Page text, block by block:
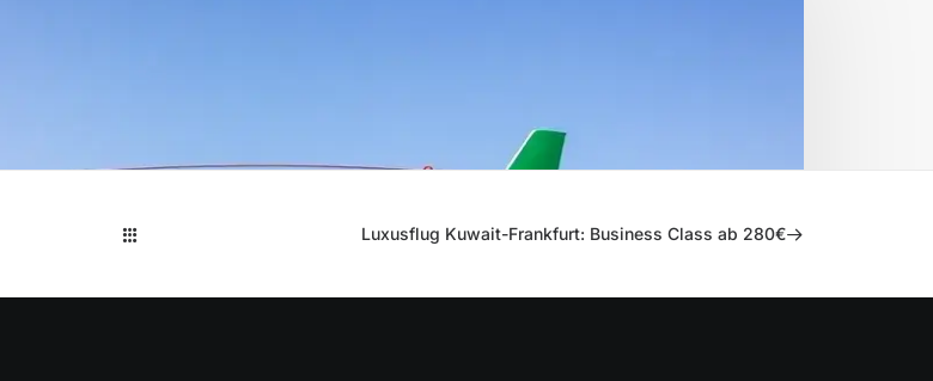
Luxusflug Kuwait-Frankfurt: Business Class ab 280€